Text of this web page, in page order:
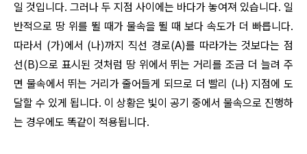
일 것입니다. 그러나 두 지점 사이에는 바다가 놓여져 있습니다. 일
반적으로 땅 위를 뛸 때가 물속을 뛸 때 보다 속도가 더 빠릅니다.
따라서 (가)에서 (나)까지 직선 경로(A)를 따라가는 것보다는 점
선(B)으로 표시된 것처럼 땅 위에서 뛰는 거리를 조금 더 늘려 주
면 물속에서 뛰는 거리가 줄어들게 되므로 더 빨리 (나) 지점에 도
달할 수 있게 됩니다. 이 상황은 빛이 공기 중에서 물속으로 진행하
는 경우에도 똑같이 적용됩니다.